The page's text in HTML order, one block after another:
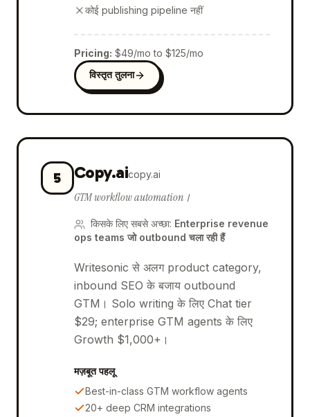
कोई publishing pipeline नहीं
Pricing: $49/mo to $125/mo
विस्तृत तुलना
5 Copy.aicopy.ai
GTM workflow automation।
किसके लिए सबसे अच्छा: Enterprise revenue
ops teams जो outbound चला रही हैं
Writesonic से अलग product category,
inbound SEO के बजाय outbound
GTM। Solo writing के लिए Chat tier
$29; enterprise GTM agents के लिए
Growth $1,000+।
मज़बूत पहलू
Best-in-class GTM workflow agents
20+ deep CRM integrations